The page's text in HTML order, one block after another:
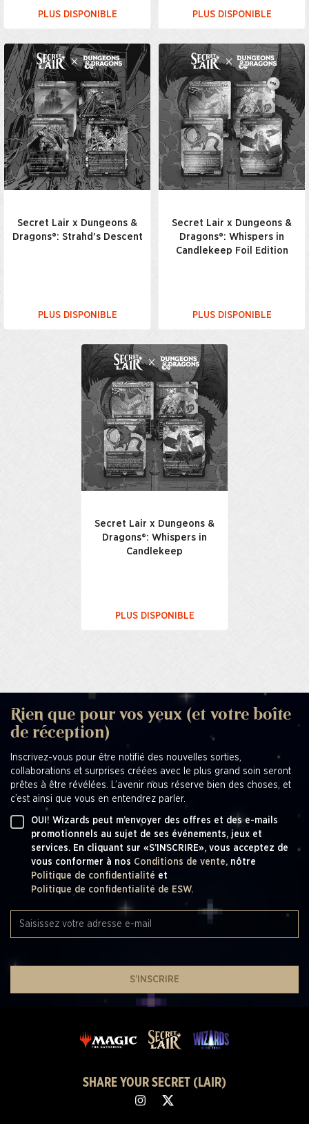
PLUS DISPONIBLE PLUS DISPONIBLE
Secret Lair x Dungeons &
Dragons®: Strahd's Descent
PLUS DISPONIBLE
Secret Lair x Dungeons &
Dragons®: Whispers in
Candlekeep Foil Edition
PLUS DISPONIBLE
Secret Lair x Dungeons &
Dragons®: Whispers in
Candlekeep
PLUS DISPONIBLE
Rien que pour vos yeux (et votre boîte
de réception)
Inscrivez-vous pour être notifié des nouvelles sorties,
collaborations et surprises créées avec le plus grand soin seront
prêtes à être révélées. L’avenir nous réserve bien des choses, et
c’est ainsi que vous en entendrez parler.
OUI! Wizards peut m’envoyer des offres et des e-mails
promotionnels au sujet de ses événements, jeux et
services. En cliquant sur «S’INSCRIRE», vous acceptez de
vous conformer à nos Conditions de vente, nôtre
Politique de confidentialité et
Politique de confidentialité de ESW.
S’INSCRIRE
SHARE YOUR SECRET (LAIR)